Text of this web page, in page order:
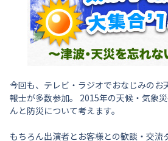
今回も、テレビ・ラジオでおなじみのお
報士が多数参加。 2015年の天候・気象
んと防災について考えます。
もちろん出演者とお客様との歓談・交流